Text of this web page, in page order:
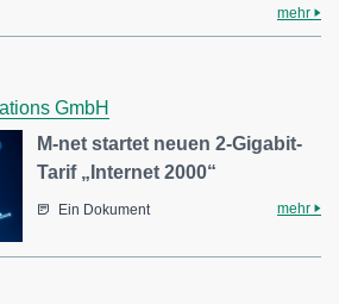
mehr
GmbH
M-net startet neuen 2-Gigabit-
Tarif „Internet 2000“
Ein Dokument mehr